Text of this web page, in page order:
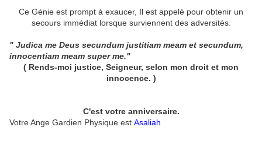
Ce Génie est prompt à exaucer, Il est appelé pour obtenir un
secours immédiat lorsque surviennent des adversités.
" Judica me Deus secundum justitiam meam et secundum,
innocentiam meam super me."
( Rends-moi justice, Seigneur, selon mon droit et mon
innocence. )
C'est votre anniversaire.
Votre Ange Gardien Physique est Asaliah